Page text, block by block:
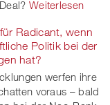
Weiterlesen
Radicant, wenn
Politik bei der
hat?
werfen ihre
voraus – bald